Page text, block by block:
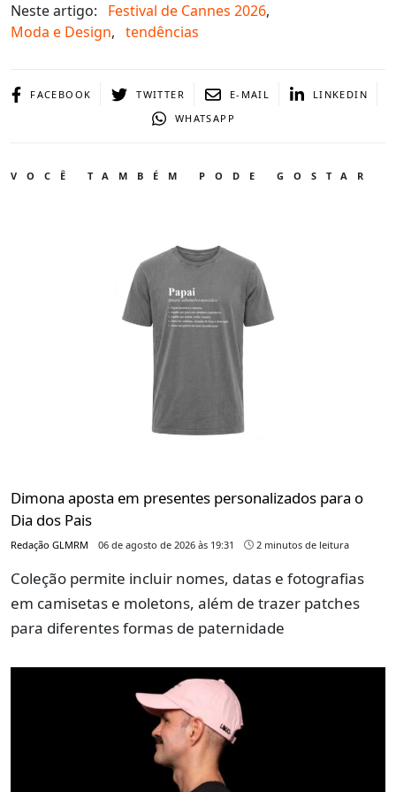
Neste artigo: Festival de Cannes 2026,
Moda e Design, tendências
FACEBOOK TWITTER E-MAIL
LINKEDIN
WHATSAPP
VOCÊ TAMBÉM PODE GOSTAR
Dimona aposta em presentes personalizados para o
Dia dos Pais
Redação GLMRM 06 de agosto de 2026 às 19:31 2 minutos de leitura
Coleção permite incluir nomes, datas e fotografias
em camisetas e moletons, além de trazer patches
para diferentes formas de paternidade